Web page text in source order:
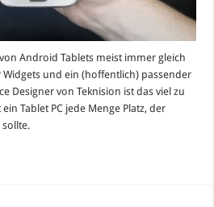
Android Tablets meist immer gleich
Widgets und ein (hoffentlich) passender
Designer von Teknision ist das viel zu
Tablet PC jede Menge Platz, der